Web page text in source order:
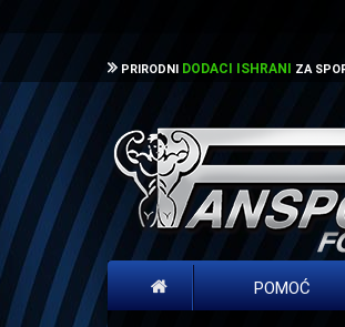
PRIRODNI DODACI ISHRANI ZA
POMOĆ